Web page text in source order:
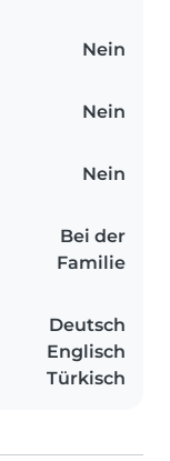
Nein
Nein
Nein
Bei der
Familie
Deutsch
Englisch
Türkisch